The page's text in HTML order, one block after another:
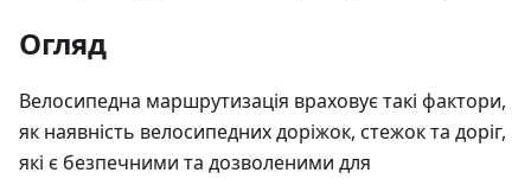
Огляд
Велосипедна маршрутизація враховує такі фактори,
як наявність велосипедних доріжок, стежок та доріг,
які є безпечними та дозволеними для